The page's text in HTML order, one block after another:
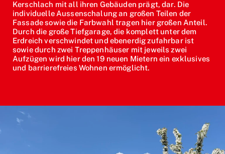
Kerschlach mit all ihren Gebäuden prägt, dar. Die
individuelle Aussenschalung an großen Teilen der
Fassade sowie die Farbwahl tragen hier großen Anteil.
Durch die große Tiefgarage, die komplett unter dem
Erdreich verschwindet und ebenerdig zufahrbar ist
sowie durch zwei Treppenhäuser mit jeweils zwei
Aufzügen wird hier den 19 neuen Mietern ein exklusives
und barrierefreies Wohnen ermöglicht.